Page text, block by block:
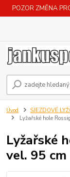
POZOR ZMĚNA
Úvod SJEZDOVÉ
Lyžařské hole
Lyžařské
vel. 95 cm